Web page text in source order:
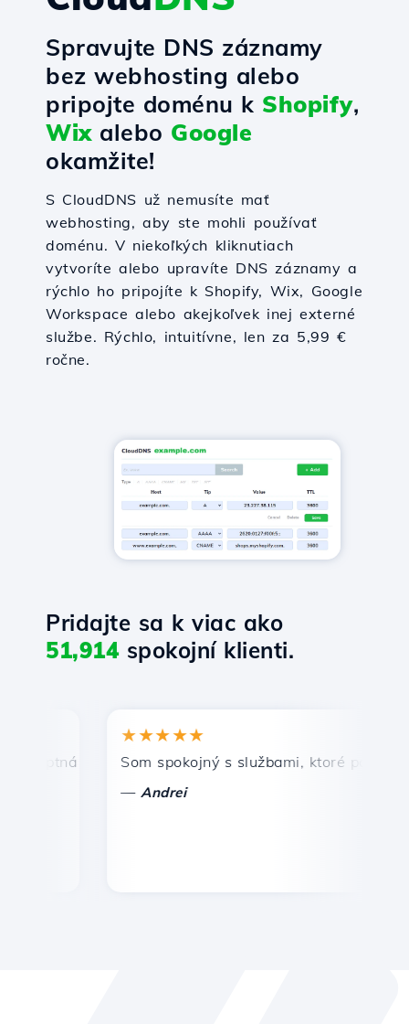
Spravujte DNS záznamy
bez webhosting alebo
pripojte doménu k Shopify,
Wixalebo Google
okamžite!
S CloudDNS už nemusíte mať
webhosting, aby ste mohli používať
doménu. V niekoľkých kliknutiach
vytvoríte alebo upravíte DNS záznamy a
rýchlo ho pripojíte k Shopify, Wix, Google
Workspace alebo akejkoľvek inej externé
službe. Rýchlo, intuitívne, len za 5,99 €
ročne.
Pridajte sa k viac ako
51,914spokojní klienti.
a efektívna technická podpora.
★★★★★
Som spokojný s službami, ktoré ponúka
Andrei